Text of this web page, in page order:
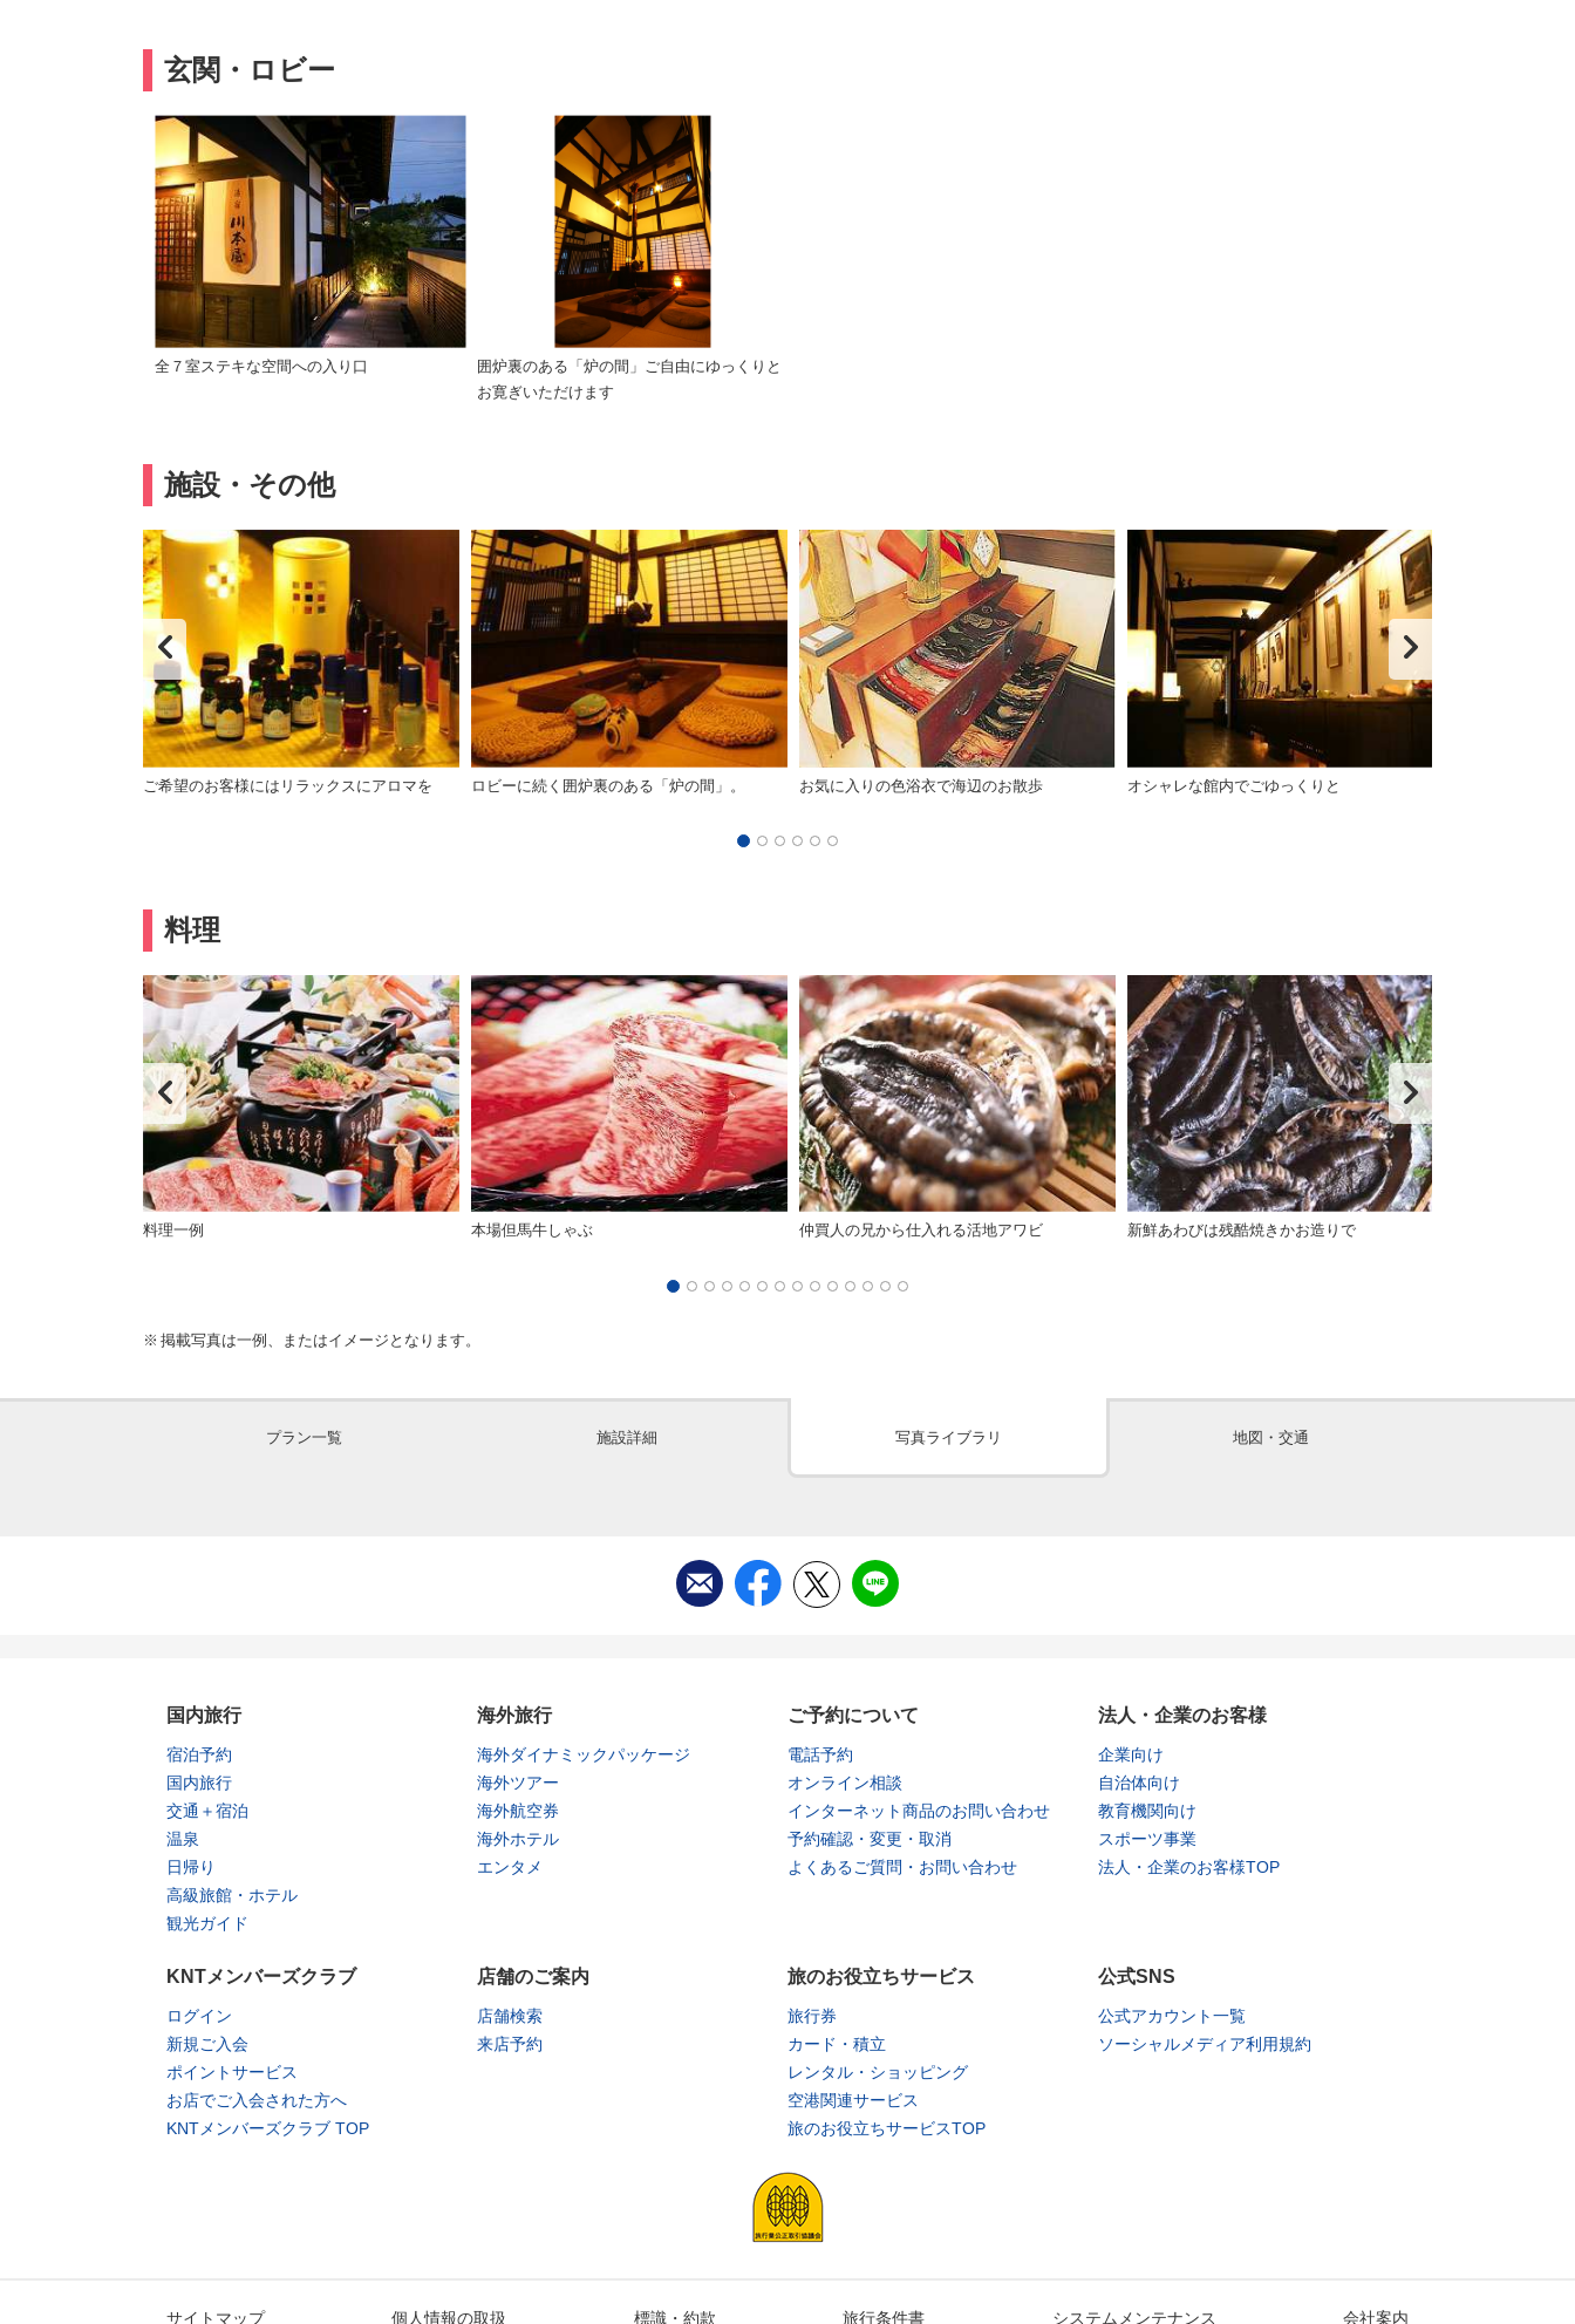
玄関・ロビー
全７室ステキな空間への入り口
囲炉裏のある「炉の間」ご自由にゆっくりと
お寛ぎいただけます
施設・その他
ご希望のお客様にはリラックスにアロマを ロビーに続く囲炉裏のある「炉の間」。 お気に入りの色浴衣で海辺のお散歩 オシャレな館内でごゆっくりと
料理
料理一例 本場但馬牛しゃぶ 仲買人の兄から仕入れる活地アワビ 新鮮あわびは残酷焼きかお造りで
掲載写真は一例、またはイメージとなります。
プラン一覧 施設詳細 写真ライブラリ 地図・交通
国内旅行
宿泊予約
国内旅行
交通＋宿泊
温泉
日帰り
高級旅館・ホテル
観光ガイド
海外旅行
海外ダイナミックパッケージ
海外ツアー
海外航空券
海外ホテル
エンタメ
ご予約について
電話予約
オンライン相談
インターネット商品のお問い合わせ
予約確認・変更・取消
よくあるご質問・お問い合わせ
法人・企業のお客様
企業向け
自治体向け
教育機関向け
スポーツ事業
法人・企業のお客様TOP
KNTメンバーズクラブ
ログイン
新規ご入会
ポイントサービス
お店でご入会された方へ
KNTメンバーズクラブ TOP
店舗のご案内
店舗検索
来店予約
旅のお役立ちサービス
旅行券
カード・積立
レンタル・ショッピング
空港関連サービス
旅のお役立ちサービスTOP
公式SNS
公式アカウント一覧
ソーシャルメディア利用規約
サイトマップ 個人情報の取扱 標識・約款 旅行条件書 システムメンテナンス 会社案内